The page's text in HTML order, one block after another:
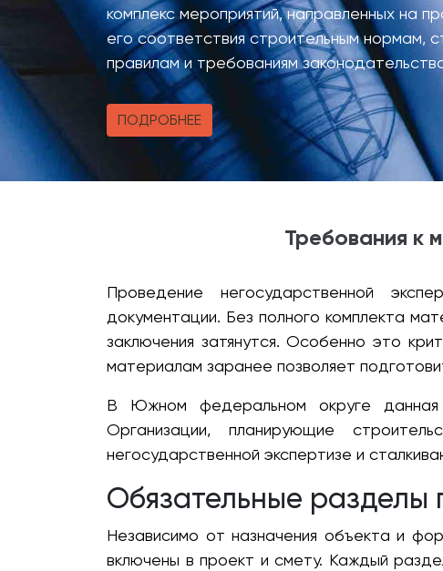
комплекс мероприятий, направленных на
его соответствия строительным нормам,
правилам и требованиям
ПОДРОБНЕЕ
Требования к
Проведение негосударственной
документации. Без полного комплекта
заключения затянутся. Особенно это
материалам заранее позволяет
В Южном федеральном округе данная
Организации, планирующие
негосударственной экспертизе и
Обязательные разделы
Независимо от назначения объекта и
включены в проект и смету. Каждый